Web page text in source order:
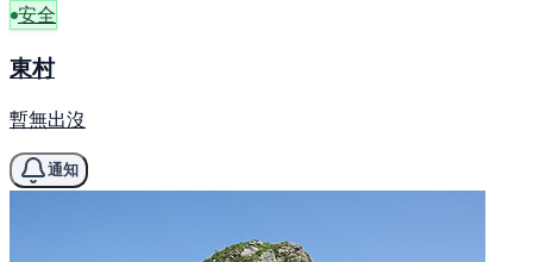
安全
東村
暫無出沒
通知